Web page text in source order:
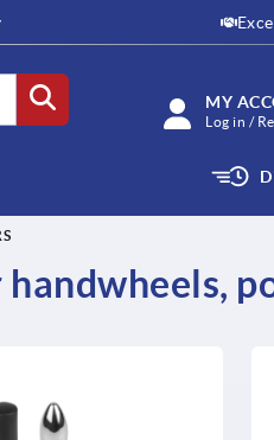
MY
Log in /